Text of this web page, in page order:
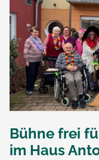
Bühne frei
im Haus